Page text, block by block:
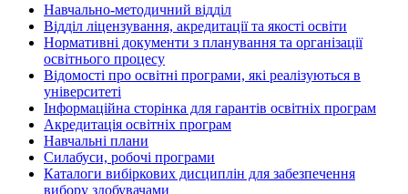
Навчально-методичний відділ
Відділ ліцензування, акредитації та якості освіти
Нормативні документи з планування та організації
освітнього процесу
Відомості про освітні програми, які реалізуються в
університеті
Інформаційна сторінка для гарантів освітніх програм
Акредитація освітніх програм
Навчальні плани
Силабуси, робочі програми
Каталоги вибіркових дисциплін для забезпечення
вибору здобувачами